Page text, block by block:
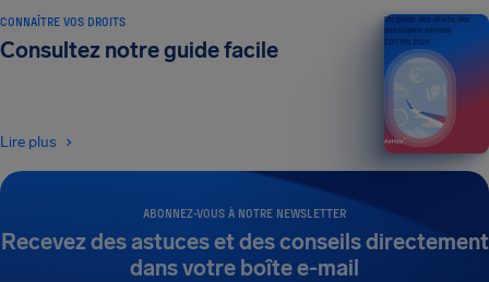
ABONNEZ-VOUS À NOTRE NEWSLETTER
Recevez des astuces et des conseils directement
dans votre boîte e-mail
CONNAÎTRE VOS DROITS
Consultez notre guide facile
Lire plus
Un guide des droits des
passagers aériens
ÉDITION 2026